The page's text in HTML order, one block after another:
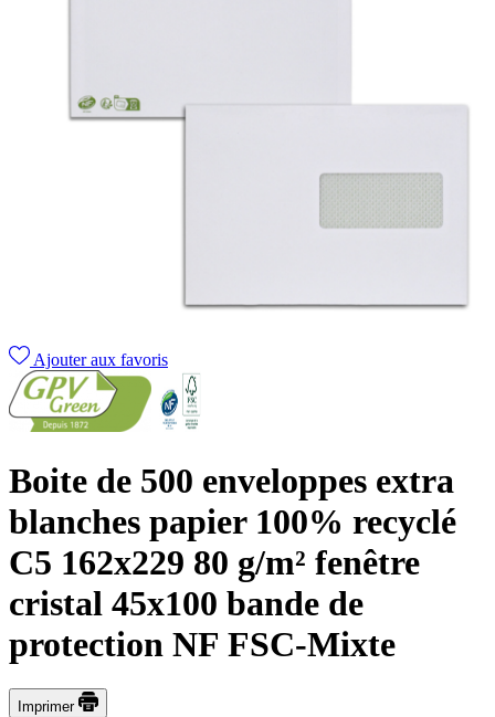
Ajouter aux favoris
Boite de 500 enveloppes extra
blanches papier 100% recyclé
C5 162x229 80 g/m² fenêtre
cristal 45x100 bande de
protection NF FSC-Mixte
Imprimer